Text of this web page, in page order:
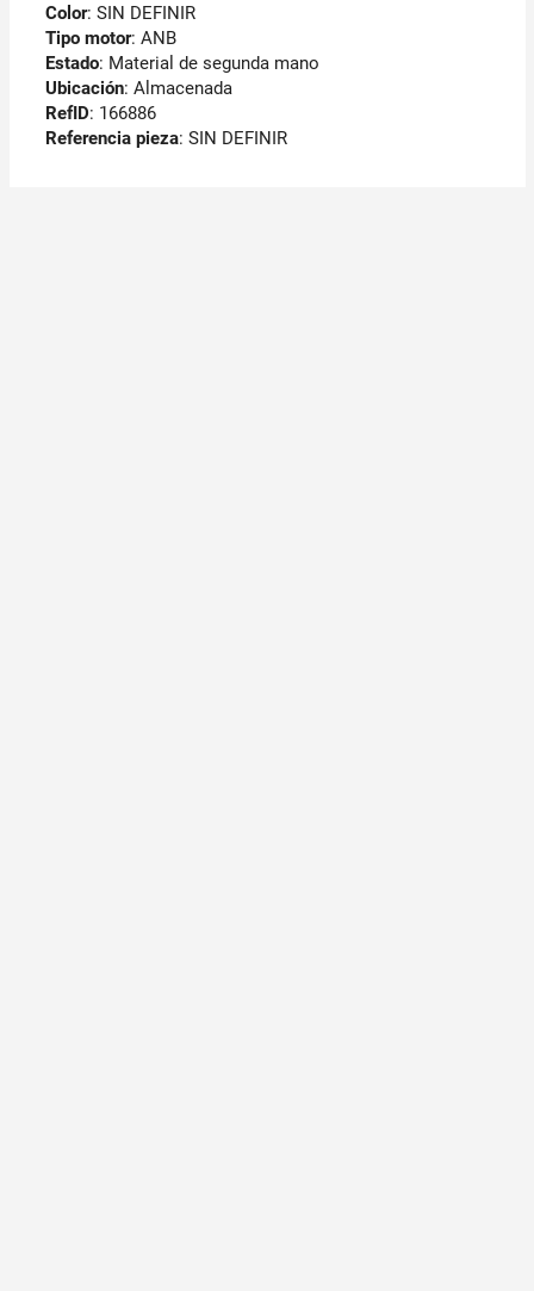
Color: SIN DEFINIR
Tipo motor: ANB
Estado: Material de segunda mano
Ubicación: Almacenada
RefID: 166886
Referencia pieza: SIN DEFINIR